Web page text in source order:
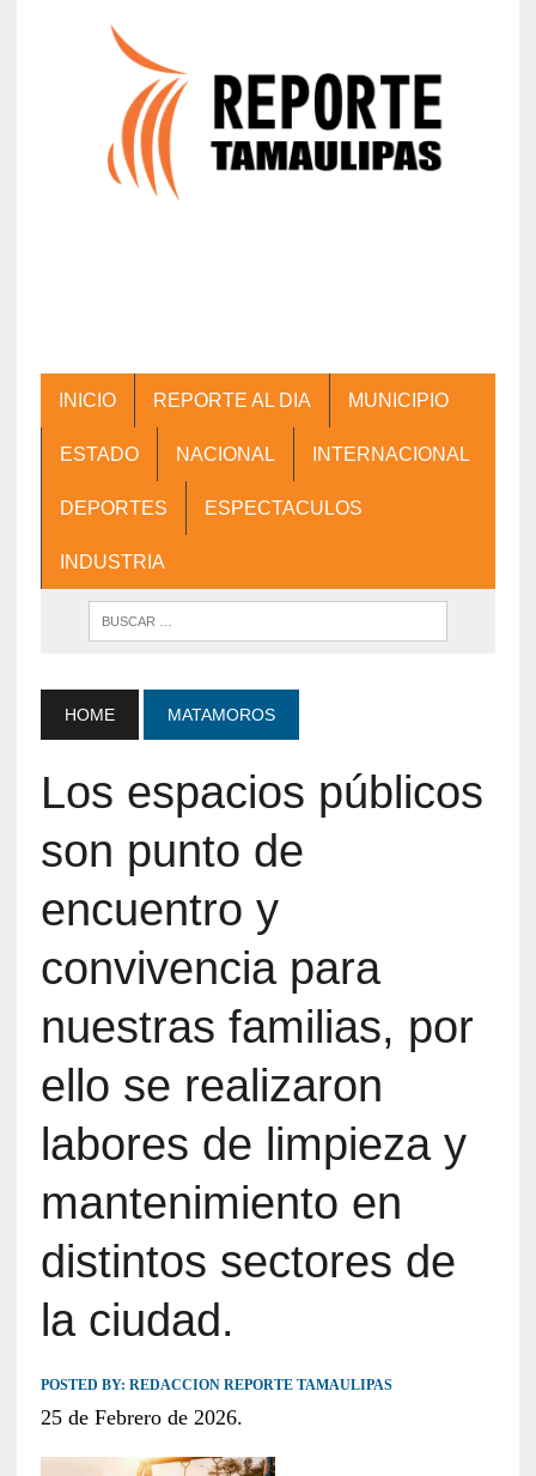
INICIO REPORTE AL DIA MUNICIPIO
ESTADO NACIONAL INTERNACIONAL
DEPORTES ESPECTACULOS
INDUSTRIA
HOME MATAMOROS
Los espacios públicos
son punto de
encuentro y
convivencia para
nuestras familias, por
ello se realizaron
labores de limpieza y
mantenimiento en
distintos sectores de
la ciudad.
POSTED BY: REDACCION REPORTE TAMAULIPAS
25 de Febrero de 2026.